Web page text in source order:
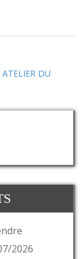
ATELIER DU
2026